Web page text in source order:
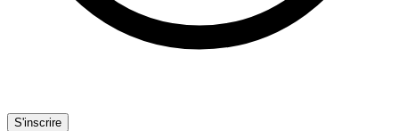
S'inscrire